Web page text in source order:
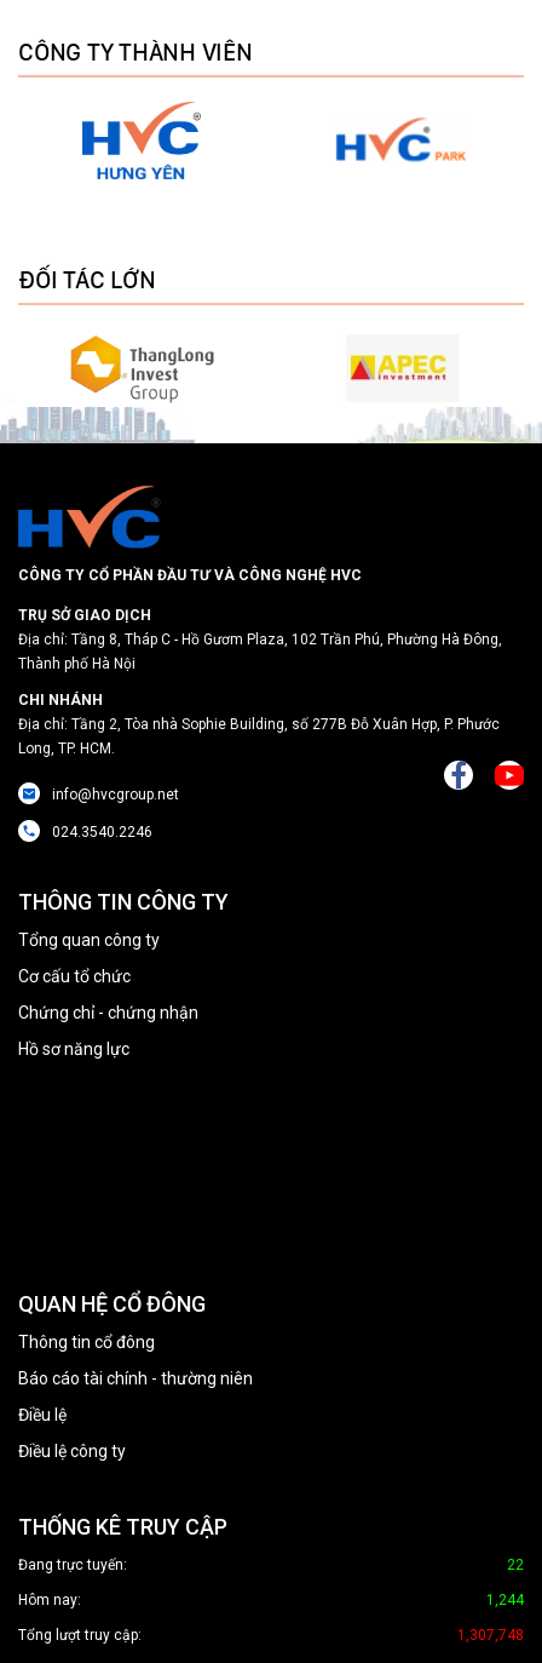
CÔNG TY THÀNH VIÊN
ĐỐI TÁC LỚN
CÔNG TY CỔ PHẦN ĐẦU TƯ VÀ CÔNG NGHỆ HVC
TRỤ SỞ GIAO DỊCH
Địa chỉ: Tầng 8, Tháp C - Hồ Gươm Plaza, 102 Trần Phú, Phường Hà Đông,
Thành phố Hà Nội
CHI NHÁNH
Địa chỉ: Tầng 2, Tòa nhà Sophie Building, số 277B Đỗ Xuân Hợp, P. Phước
Long, TP. HCM.
info@hvcgroup.net
024.3540.2246
THÔNG TIN CÔNG TY
Tổng quan công ty
Cơ cấu tổ chức
Chứng chỉ - chứng nhận
Hồ sơ năng lực
QUAN HỆ CỔ ĐÔNG
Thông tin cổ đông
Báo cáo tài chính - thường niên
Điều lệ
Điều lệ công ty
THỐNG KÊ TRUY CẬP
Đang trực tuyến: 22
Hôm nay: 1,244
Tổng lượt truy cập: 1,307,748